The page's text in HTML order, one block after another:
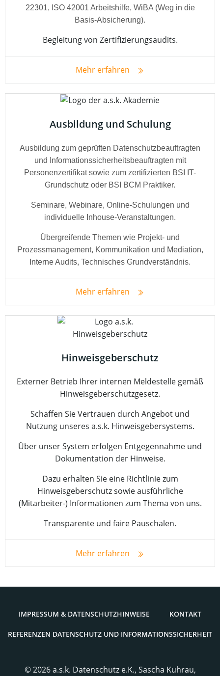
22301, ISO 42001 Arbeitshilfe, WiBA (Weg in die
Basis-Absicherung).
Begleitung von Zertifizierungsaudits.
Mehr erfahren
Ausbildung und Schulung
Ausbildung zum geprüften Datenschutzbeauftragten
und Informationssicherheitsbeauftragten mit
Personenzertifikat sowie zum zertifizierten BSI IT-
Grundschutz oder BSI BCM Praktiker.
Seminare, Webinare, Online-Schulungen und
individuelle Inhouse-Veranstaltungen.
Übergreifende Themen wie Projekt- und
Prozessmanagement, Kommunikation und Mediation,
Interne Audits, Technisches Grundverständnis.
Mehr erfahren
Hinweisgeberschutz
Externer Betrieb Ihrer internen Meldestelle gemäß
Hinweisgeberschutzgesetz.
Schaffen Sie Vertrauen durch Angebot und
Nutzung unseres a.s.k. Hinweisgebersystems.
Über unser System erfolgen Entgegennahme und
Dokumentation der Hinweise.
Dazu erhalten Sie eine Richtlinie zum
Hinweisgeberschutz sowie ausführliche
(Mitarbeiter-) Informationen zum Thema von uns.
Transparente und faire Pauschalen.
Mehr erfahren
IMPRES­SUM & DATENSCHUTZHINWEISE KON­TAKT
REFE­REN­ZEN DATEN­SCHUTZ UND INFORMATIONSSICHERHEIT
© 2026 a.s.k. Datenschutz e.K., Sascha Kuhrau,